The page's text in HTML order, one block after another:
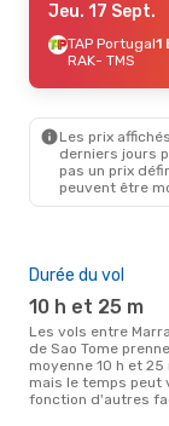
Jeu. 17 Sept.
TAP Portugal1
RAK- TMS
Les prix
derniers jours
pas un prix
peuvent être
Durée du vol
10 h et 25 m
Les vols entre Marrakech et Île
de Sao Tome
moyenne 10 h et
mais le temps peut
fonction d'autres